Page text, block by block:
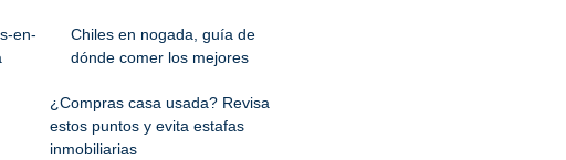
Chiles en nogada, guía de
dónde comer los mejores
¿Compras casa usada? Revisa
estos puntos y evita estafas
inmobiliarias